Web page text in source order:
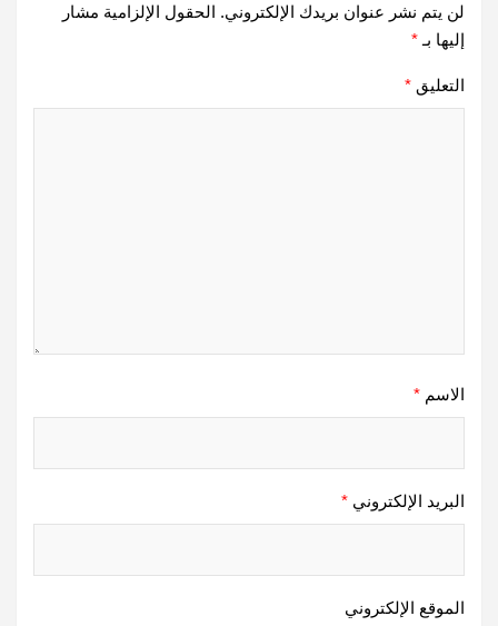
لن يتم نشر عنوان بريدك الإلكتروني. الحقول الإلزامية مشار
إليها بـ *
التعليق *
الاسم *
البريد الإلكتروني *
الموقع الإلكتروني